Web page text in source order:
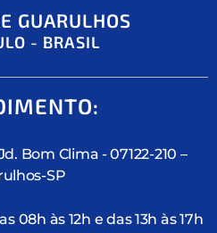
GUARULHOS
- BRASIL
Bom Clima - 07122-210 –
SP
08h às 12h e das 13h às 17h